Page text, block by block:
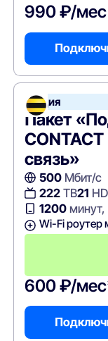
990 ₽/мес
Акция
Пакет
связь»
500Мбит/с
222ТВ21 HD
1200минут,
Wi-Fi роутер
600 ₽/